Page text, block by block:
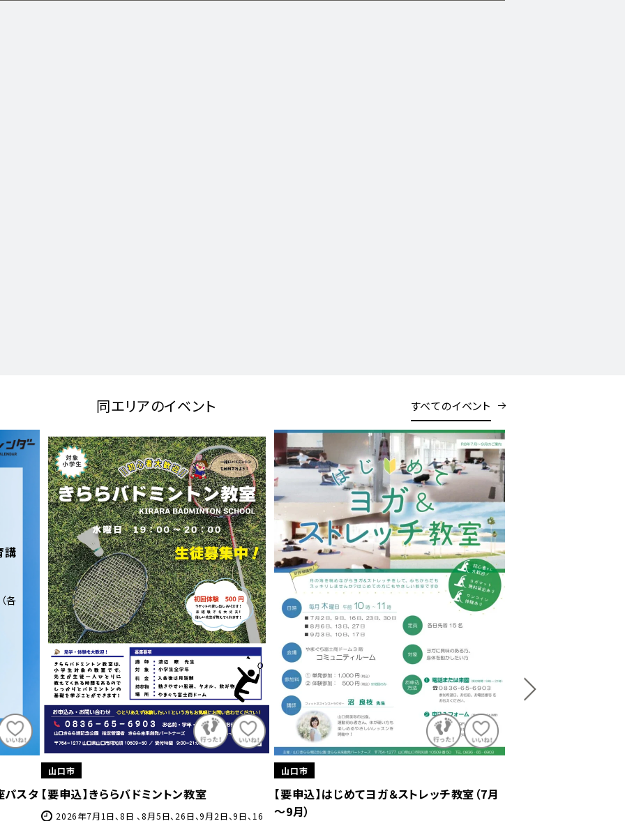
同エリアのイベント すべてのイベント
、16
山口市
【要申込】はじめてヨガ＆ストレッチ教室（7月
～9月）
山口市
【要申込】きららサッカースクール（7月～9月）
2026年7月2日、9日、23日、30日、8月6日、20日、27日、